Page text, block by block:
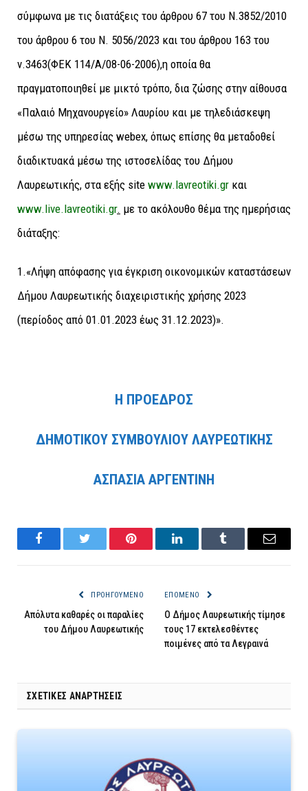
σύμφωνα με τις διατάξεις του άρθρου 67 του Ν.3852/2010
του άρθρου 6 του Ν. 5056/2023 και του άρθρου 163 του
ν.3463(ΦΕΚ 114/Α/08-06-2006),η οποία θα
πραγματοποιηθεί με μικτό τρόπο, δια ζώσης στην αίθουσα
«Παλαιό Μηχανουργείο» Λαυρίου και με τηλεδιάσκεψη
μέσω της υπηρεσίας webex, όπως επίσης θα μεταδοθεί
διαδικτυακά μέσω της ιστοσελίδας του Δήμου
Λαυρεωτικής, στα εξής site www.lavreotiki.gr και
www.live.lavreotiki.gr. με το ακόλουθο θέμα της ημερήσιας
διάταξης:
1.«Λήψη απόφασης για έγκριση οικονομικών καταστάσεων
Δήμου Λαυρεωτικής διαχειριστικής χρήσης 2023
(περίοδος από 01.01.2023 έως 31.12.2023)».
Η ΠΡΟΕΔΡΟΣ
ΔΗΜΟΤΙΚΟΥ ΣΥΜΒΟΥΛΙΟΥ ΛΑΥΡΕΩΤΙΚΗΣ
ΑΣΠΑΣΙΑ ΑΡΓΕΝΤΙΝΗ
FacebookTwitter Pinterest LinkedInTumblr Email
ΠΡΟΗΓΟΎΜΕΝΟ
Απόλυτα καθαρές οι παραλίες
του Δήμου Λαυρεωτικής
ΕΠΌΜΕΝΟ
Ο Δήμος Λαυρεωτικής τίμησε
τους 17 εκτελεσθέντες
ποιμένες από τα Λεγραινά
ΣΧΕΤΙΚΈΣ ΑΝΑΡΤΉΣΕΙΣ